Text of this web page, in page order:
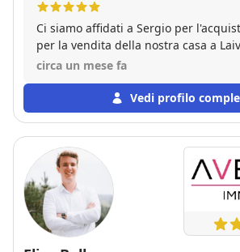
Ci siamo affidati a Sergio per
per la vendita della nostra casa a
sempre si è dimostrato un agente
consigliamo di affidarsi alla sua
ci chieda. Grazie mille per tutto
circa un mese fa
Vedi profilo